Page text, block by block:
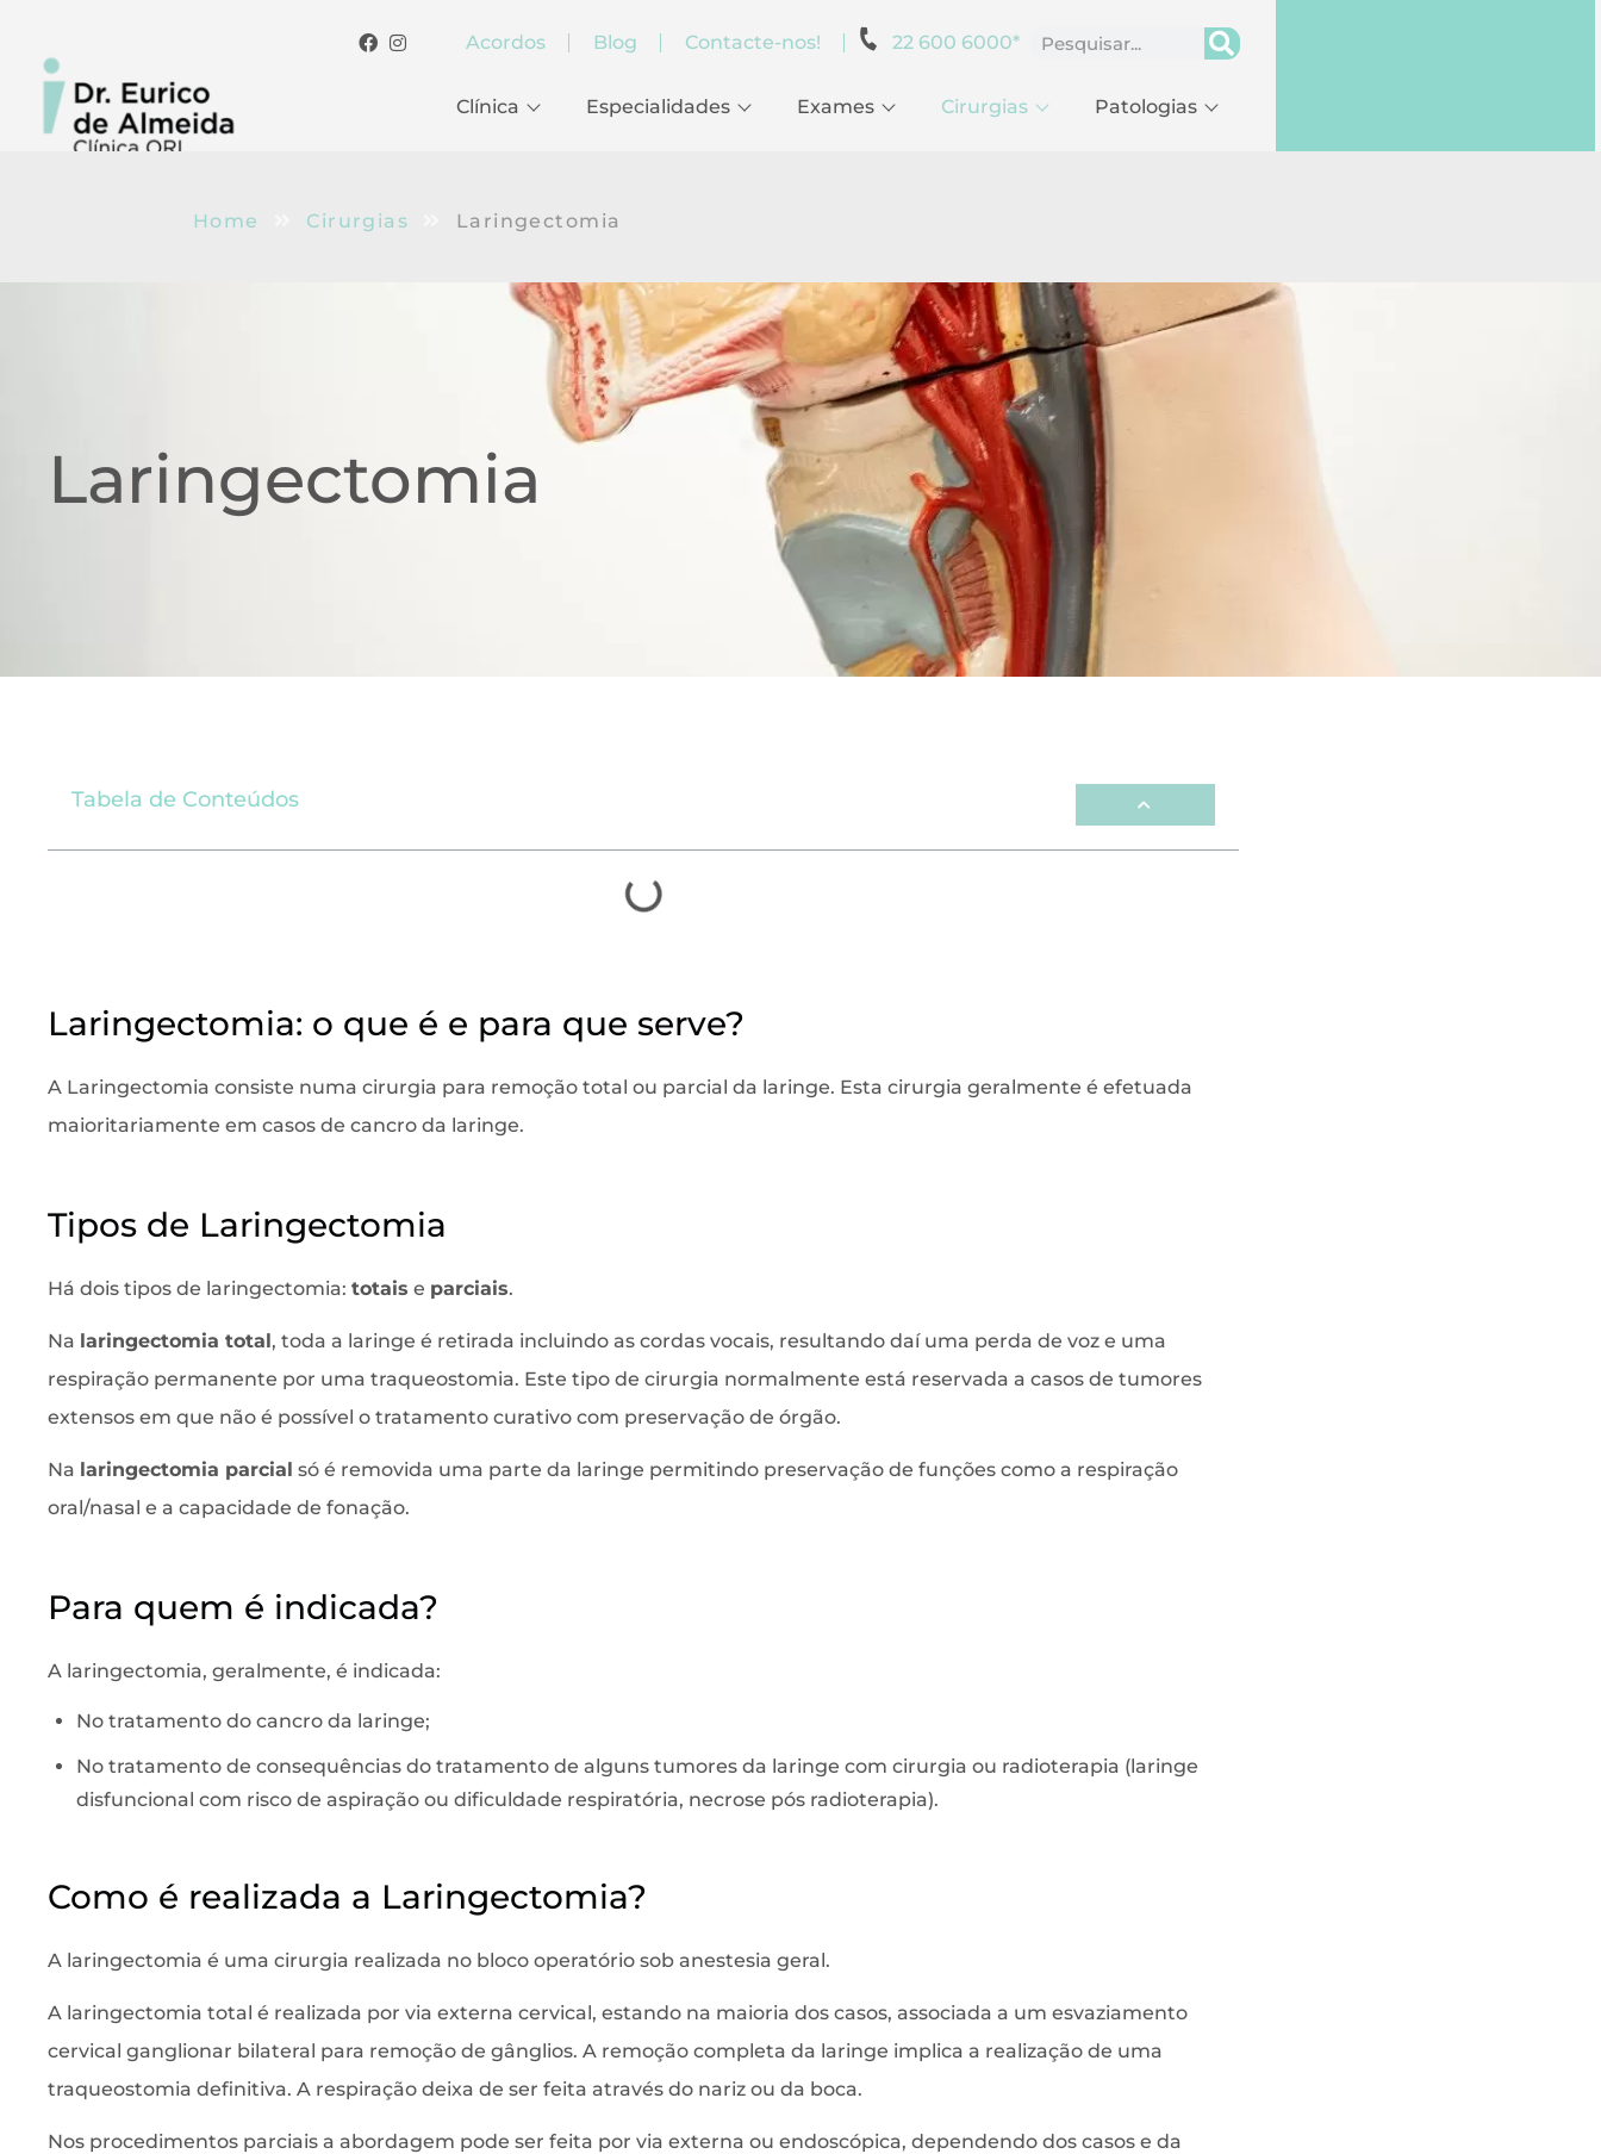
Acordos Blog Contacte-nos! 22 600 6000*
Clínica Especialidades Exames Cirurgias Patologias
Home Cirurgias Laringectomia
Laringectomia
Tabela de Conteúdos
Laringectomia: o que é e para que serve?
A Laringectomia consiste numa cirurgia para remoção total ou parcial da laringe. Esta cirurgia geralmente é efetuada
maioritariamente em casos de cancro da laringe.
Tipos de Laringectomia
Há dois tipos de laringectomia: totais e parciais.
Na laringectomia total, toda a laringe é retirada incluindo as cordas vocais, resultando daí uma perda de voz e uma
respiração permanente por uma traqueostomia. Este tipo de cirurgia normalmente está reservada a casos de tumores
extensos em que não é possível o tratamento curativo com preservação de órgão.
Na laringectomia parcial só é removida uma parte da laringe permitindo preservação de funções como a respiração
oral/nasal e a capacidade de fonação.
Para quem é indicada?
A laringectomia, geralmente, é indicada:
No tratamento do cancro da laringe;
No tratamento de consequências do tratamento de alguns tumores da laringe com cirurgia ou radioterapia (laringe
disfuncional com risco de aspiração ou dificuldade respiratória, necrose pós radioterapia).
Como é realizada a Laringectomia?
A laringectomia é uma cirurgia realizada no bloco operatório sob anestesia geral.
A laringectomia total é realizada por via externa cervical, estando na maioria dos casos, associada a um esvaziamento
cervical ganglionar bilateral para remoção de gânglios. A remoção completa da laringe implica a realização de uma
traqueostomia definitiva. A respiração deixa de ser feita através do nariz ou da boca.
Nos procedimentos parciais a abordagem pode ser feita por via externa ou endoscópica, dependendo dos casos e da